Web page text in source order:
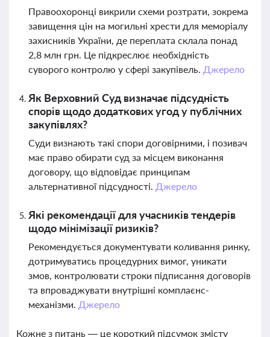
Правоохоронці викрили схеми розтрати, зокрема
завищення цін на могильні хрести для меморіалу
захисників України, де переплата склала понад
2,8 млн грн. Це підкреслює необхідність
суворого контролю у сфері закупівель. Джерело
Як Верховний Суд визначає підсудність
спорів щодо додаткових угод у публічних
закупівлях?
Суди визнають такі спори договірними, і позивач
має право обирати суд за місцем виконання
договору, що відповідає принципам
альтернативної підсудності. Джерело
Які рекомендації для учасників тендерів
щодо мінімізації ризиків?
Рекомендується документувати коливання ринку,
дотримуватись процедурних вимог, уникати
змов, контролювати строки підписання договорів
та впроваджувати внутрішні комплаєнс-
механізми. Джерело
Кожне з питань — це короткий підсумок змісту